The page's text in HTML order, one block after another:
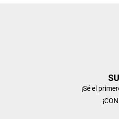
¡Sé el